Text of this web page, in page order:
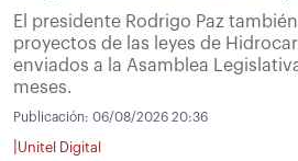
El presidente Rodrigo Paz
proyectos de las leyes de
enviados a la Asamblea
meses.
Publicación: 06/08/2026 20:36
Unitel Digital